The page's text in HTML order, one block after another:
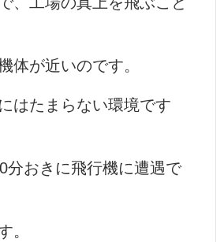
体が近いのです。
はたまらない環境です
分おきに飛行機に遭遇で
。